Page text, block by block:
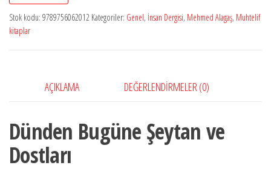
adet
Stok kodu: 9789756062012 Kategoriler: Genel, İnsan Dergisi, Mehmed Alagaş, Muhtelif
kitaplar
AÇIKLAMA DEĞERLENDIRMELER (0)
Dünden Bugüne Şeytan ve
Dostları